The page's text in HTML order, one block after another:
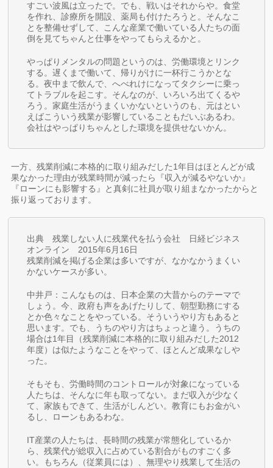
すごい波風は立ったで。でも、戦いはそれからや。食堂
を作れ、診療所を開設、薬局も付けたろうと。そんなこ
とを整備せずして、こんな産業で働いている人たちの面
倒を見てちゃんと仕事をやってもらえるかと。
やっぱりメンタルの問題というのは、労働環境とリンク
する。遅くまで働いて、帰りがけに一杯行こうかとな
る。夜中まで飲んで、へべれけになってタクシーに乗っ
てトラブルを起こす。そんなのが、いろいろ出てくるや
ろう。家庭生活がうまくいかないというのも、元はとい
えばこういう残業が影響していることもだいぶあるわ。
会社はやっぱりちゃんとした環境を提供せないかん。
一方、残業削減に本格的に取り組みだした1年目はほとんどが成
果なかった理由が残業時間が減ったら『収入が減るやないか』
『ローンにも影響する』と真剣に社員が取り組まなかったからと
振り返っております。
出典 残業しない人に残業代を払う会社 日経ビジネス
オンライン 2015年6月16日
残業削減を掲げる企業は多いですが、なかなかうまくい
かないケースが多い。
中井戸：こんなものは、日本企業の大昔からのテーマで
しょう。今、政府も声をあげたりして、朝型勤務にする
とか色々なことをやっている。そういうやり方もあると
思います。でも、うちのやり方はちょっと違う。うちの
場合は1年目（残業削減に本格的に取り組みだした2012
年度）は似たようなことをやって、ほとんど成果なしや
った。
そもそも、労働時間のコントロールが対象になっている
人たちは、そんなに年も取ってない。まだ収入が少なく
て、家族もできて、生活がしんどい。教育にもお金がい
るし、ローンもあるわな。
IT産業の人たちは、長時間の残業が常態化しているか
ら、残業代が総収入に占めている割合がものすごく多
い。もちろん（従業員には）、無理やり残業して生活の